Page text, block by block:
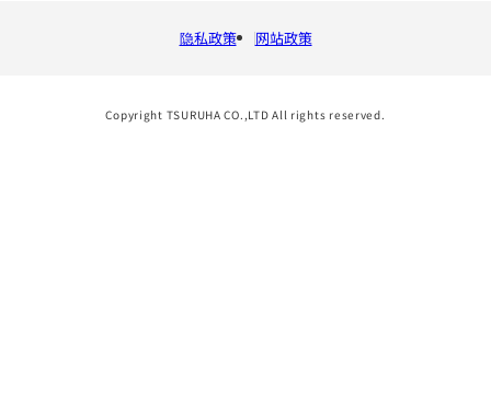
隐私政策 网站政策
Copyright TSURUHA CO.,LTD All rights reserved.